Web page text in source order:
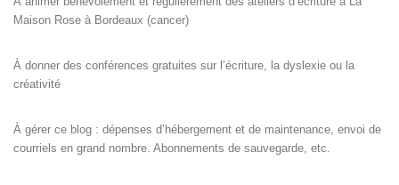
Maison Rose à Bordeaux (cancer)
À donner des conférences gratuites sur l’écriture, la dyslexie ou la
créativité
À gérer ce blog : dépenses d’hébergement et de maintenance, envoi de
courriels en grand nombre. Abonnements de sauvegarde, etc.